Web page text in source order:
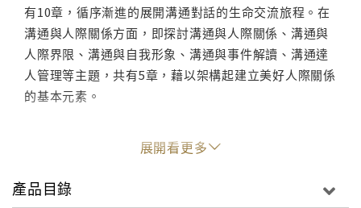
有10章，循序漸進的展開溝通對話的生命交流旅程。在
溝通與人際關係方面，即探討溝通與人際關係、溝通與
人際界限、溝通與自我形象、溝通與事件解讀、溝通達
人管理等主題，共有5章，藉以架構起建立美好人際關係
的基本元素。
本書適合「溝通管理」、「溝通與人際關係」、「人際
關係與溝通技巧」、「人際溝通」、「人際溝通管
理」、「溝通對話」、「溝通與團隊建立」、「幸福溝
通與管理」、「美好人際關係」等大學通識教育課程教
展開看更多
產品目錄